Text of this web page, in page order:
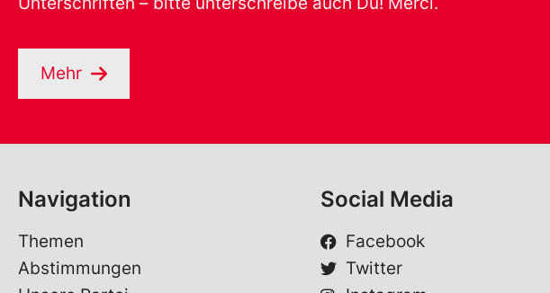
Mehr
Navigation
Themen
Abstimmungen
Social Media
Facebook
Twitter